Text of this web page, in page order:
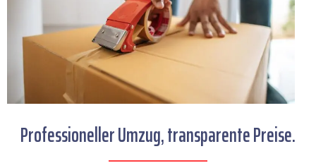
Professioneller Umzug, transparente Preise.